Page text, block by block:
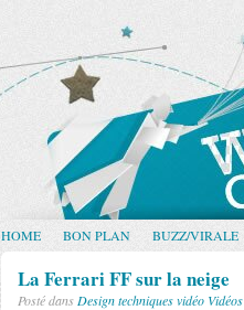
HOME BON PLAN BUZZ/VIRALE
La Ferrari FF sur la neige
Posté dans Designtechniques vidéo Vidéos